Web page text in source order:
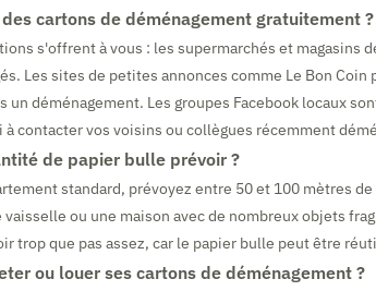
cartons de déménagement gratuitement ?
s'offrent à vous : les supermarchés et magasins
Les sites de petites annonces comme Le Bon
un déménagement. Les groupes Facebook locaux
à contacter vos voisins ou collègues récemment
de papier bulle prévoir ?
standard, prévoyez entre 50 et 100 mètres
vaisselle ou une maison avec de nombreux objets
trop que pas assez, car le papier bulle peut être
ou louer ses cartons de déménagement ?